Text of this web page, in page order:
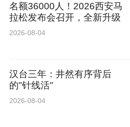
名额36000人！2026西安马
拉松发布会召开，全新升级
2026-08-04
汉台三年：井然有序背后
的"针线活"
2026-08-04